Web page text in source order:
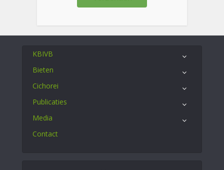
KBIVB
Bieten
Cichorei
Publicaties
Media
Contact